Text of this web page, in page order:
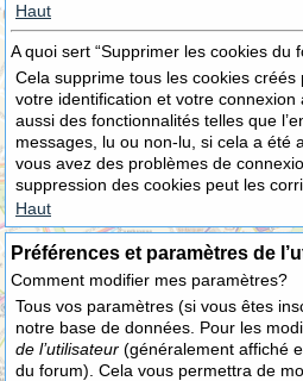
Haut
A quoi sert “Supprimer les cookies du
Cela supprime tous les cookies
votre identification et votre
aussi des fonctionnalités telles que
messages, lu ou non-lu, si cela a été
vous avez des problèmes de
suppression des cookies peut les
Haut
Préférences et paramètres de
Comment modifier mes paramètres?
Tous vos paramètres (si vous êtes
notre base de données. Pour les
de l’utilisateur (généralement affiché
du forum). Cela vous permettra de